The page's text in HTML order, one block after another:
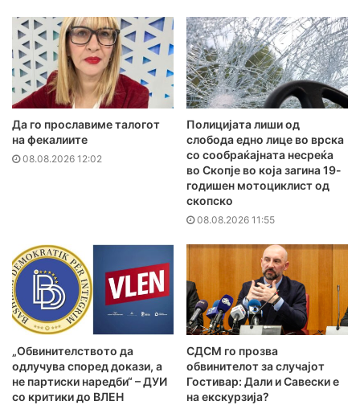
Да го прославиме талогот
на фекалиите
08.08.2026 12:02
Полицијата лиши од
слобода едно лице во врска
со сообраќајната несреќа
во Скопје во која загина 19-
годишен мотоциклист од
скопско
08.08.2026 11:55
„Обвинителството да
одлучува според докази, а
не партиски наредби“ – ДУИ
со критики до ВЛЕН
СДСМ го прозва
обвинителот за случајот
Гостивар: Дали и Савески е
на екскурзија?